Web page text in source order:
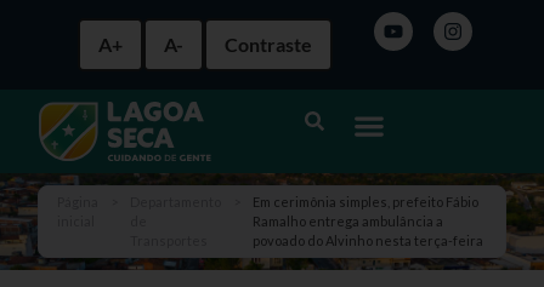
A+ A- Contraste
Em cerimônia simples, prefeito Fábio
Ramalho entrega ambulância a
povoado do Alvinho nesta terça-feira